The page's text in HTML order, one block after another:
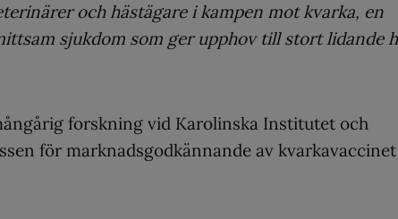
och hästägare i kampen mot kvarka, en
sjukdom som ger upphov till stort lidande
forskning vid Karolinska Institutet och
för marknadsgodkännande av